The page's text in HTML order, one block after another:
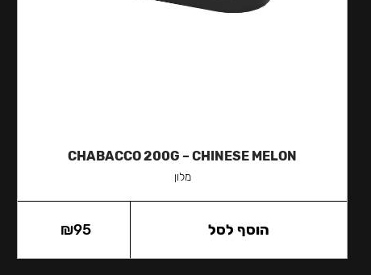
CHABACCO 200G – CHINESE MELON
מלון
₪95 הוסף לסל